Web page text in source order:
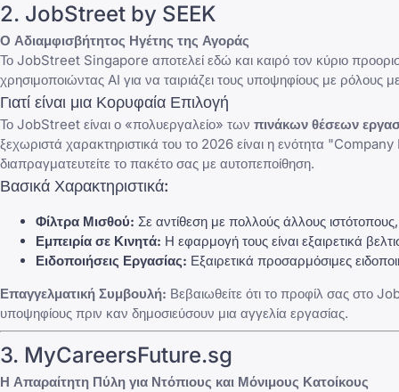
2. JobStreet by SEEK
Ο Αδιαμφισβήτητος Ηγέτης της Αγοράς
Το JobStreet Singapore αποτελεί εδώ και καιρό τον κύριο
χρησιμοποιώντας AI για να ταιριάζει τους υποψηφίους με ρόλους
Γιατί είναι μια Κορυφαία Επιλογή
Το JobStreet είναι ο «πολυεργαλείο» των πινάκων θέσεων
ξεχωριστά χαρακτηριστικά του το 2026 είναι η ενότητα
διαπραγματευτείτε το πακέτο σας με αυτοπεποίθηση.
Βασικά Χαρακτηριστικά:
Φίλτρα Μισθού: Σε αντίθεση με πολλούς άλλους
Εμπειρία σε Κινητά: Η εφαρμογή τους είναι εξαιρετικά
Ειδοποιήσεις Εργασίας: Εξαιρετικά προσαρμόσιμες
Επαγγελματική Συμβουλή: Βεβαιωθείτε ότι το προφίλ σας στο
υποψηφίους πριν καν δημοσιεύσουν μια αγγελία εργασίας.
3. MyCareersFuture.sg
Η Απαραίτητη Πύλη για Ντόπιους και Μόνιμους Κατοίκους